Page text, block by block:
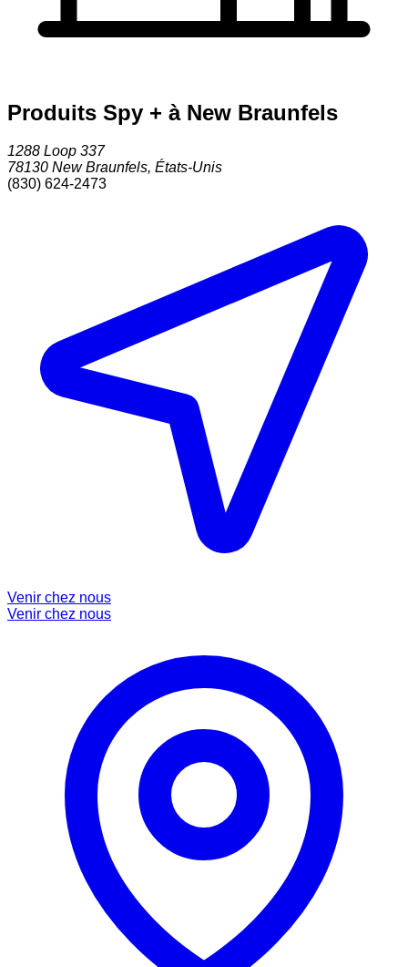
Produits Spy + à New Braunfels
1288 Loop 337
78130 New Braunfels, États-Unis
(830) 624-2473
Venir chez nous
Venir chez nous